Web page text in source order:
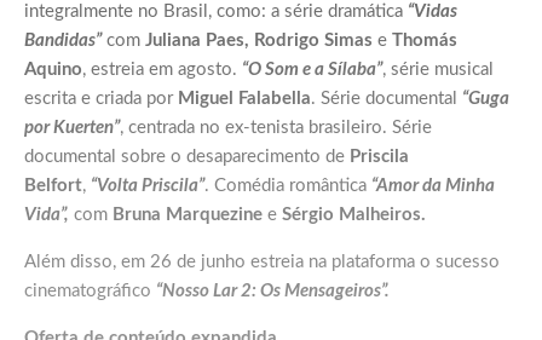
integralmente no Brasil, como: a série dramática “Vidas
Bandidas”com Juliana Paes, Rodrigo Simas e Thomás
Aquino, estreia em agosto. “O Som e a Sílaba”, série musical
escrita e criada por Miguel Falabella. Série documental “Guga
por Kuerten”, centrada no ex-tenista brasileiro. Série
documental sobre o desaparecimento de Priscila
Belfort, “Volta Priscila”. Comédia romântica “Amor da Minha
Vida”, com Bruna Marquezine e Sérgio Malheiros.
Além disso, em 26 de junho estreia na plataforma o sucesso
cinematográfico “Nosso Lar 2: Os Mensageiros”.